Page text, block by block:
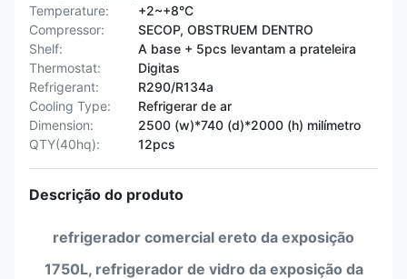
Temperature:
+2~+8°C
Compressor:
SECOP, OBSTRUEM DENTRO
Shelf:
A base + 5pcs levantam a prateleira
Thermostat:
Digitas
Refrigerant:
R290/R134a
Cooling Type:
Refrigerar de ar
Dimension:
2500 (w)*740 (d)*2000 (h) milímetro
QTY(40hq):
12pcs
Descrição do produto
refrigerador comercial ereto da exposição
1750L, refrigerador de vidro da exposição da